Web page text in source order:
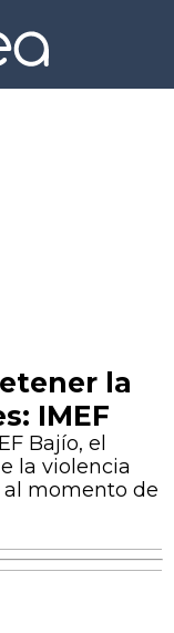
la
IMEF
Bajío, el
la violencia
al momento de